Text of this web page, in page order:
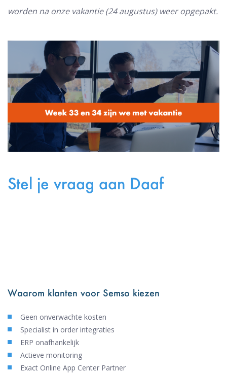
worden na onze vakantie (24 augustus) weer opgepakt.
Stel je vraag aan Daaf
Waarom klanten voor Semso kiezen
Geen onverwachte kosten
Specialist in order integraties
ERP onafhankelijk
Actieve monitoring
Exact Online App Center Partner